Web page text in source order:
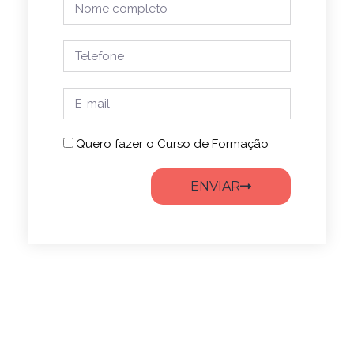
Quero fazer o Curso de Formação
ENVIAR